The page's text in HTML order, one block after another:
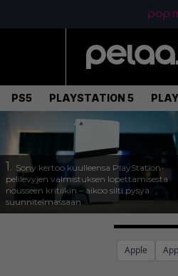
PS5 PLAYSTATION 5
1. Sony kertoo kuulleensa PlayStation-
pelilevyjen valmistuksen lopettamisesta
nousseen kritiikin – aikoo silti pysyä
suunnitelmassaan
Apple